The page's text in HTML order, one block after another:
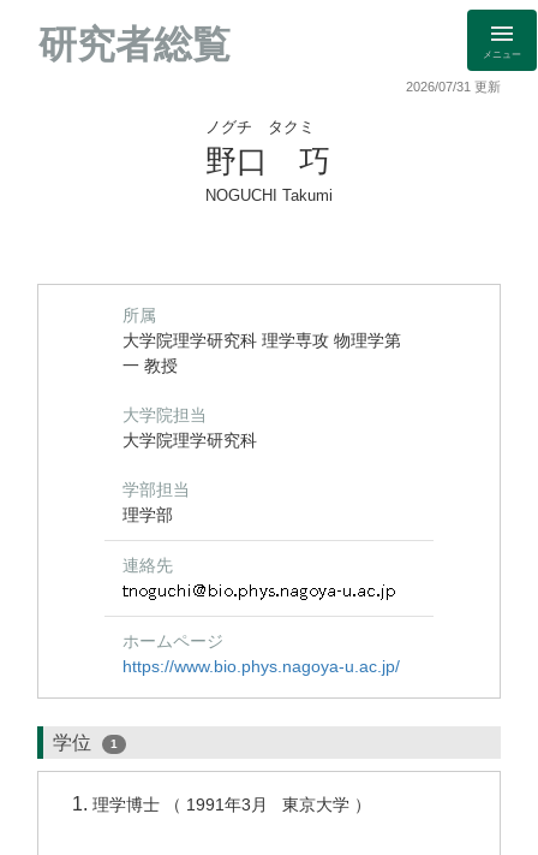
研究者総覧 メニュー
2026/07/31 更新
ノグチ タクミ
野口 巧
NOGUCHI Takumi
所属
大学院理学研究科 理学専攻 物理学第
一 教授
大学院担当
大学院理学研究科
学部担当
理学部
連絡先
ホームページ
https://www.bio.phys.nagoya-u.ac.jp/
学位 1
理学博士 （ 1991年3月 東京大学 ）